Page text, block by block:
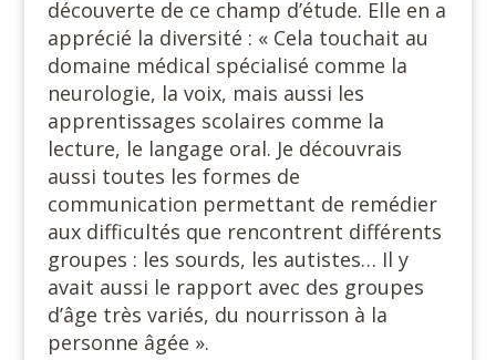
découverte de ce champ d’étude. Elle en a
apprécié la diversité : « Cela touchait au
domaine médical spécialisé comme la
neurologie, la voix, mais aussi les
apprentissages scolaires comme la
lecture, le langage oral. Je découvrais
aussi toutes les formes de
communication permettant de remédier
aux difficultés que rencontrent différents
groupes : les sourds, les autistes… Il y
avait aussi le rapport avec des groupes
d’âge très variés, du nourrisson à la
personne âgée ».